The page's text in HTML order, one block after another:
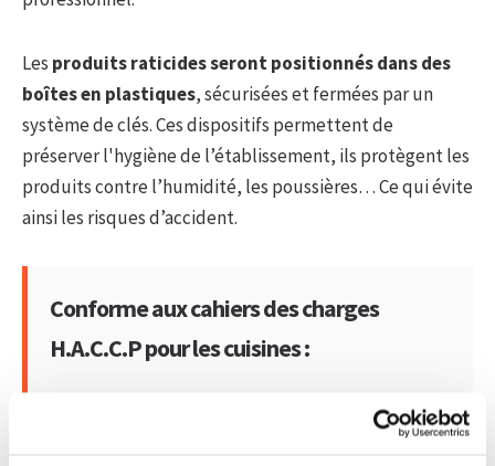
Les produits raticides seront positionnés dans des
boîtes en plastiques, sécurisées et fermées par un
système de clés. Ces dispositifs permettent de
préserver l'hygiène de l’établissement, ils protègent les
produits contre l’humidité, les poussières… Ce qui évite
ainsi les risques d’accident.
Conforme aux cahiers des charges
H.A.C.C.P pour les cuisines :
Localisation des pièges, appâts ou dispositifs